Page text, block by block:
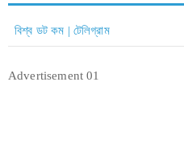
বিশ্ব ডট কম | টেলিগ্রাম
Advertisement 01